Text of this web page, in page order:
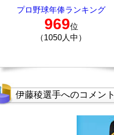
プロ野球年俸ランキング
969位
（1050人中）
伊藤稜選手へのコメント